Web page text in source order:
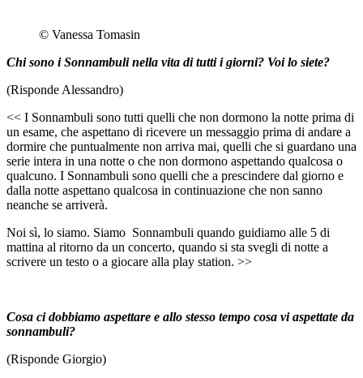
© Vanessa Tomasin
Chi sono i Sonnambuli nella vita di tutti i giorni? Voi lo siete?
(Risponde Alessandro)
<< I Sonnambuli sono tutti quelli che non dormono la notte prima di
un esame, che aspettano di ricevere un messaggio prima di andare a
dormire che puntualmente non arriva mai, quelli che si guardano una
serie intera in una notte o che non dormono aspettando qualcosa o
qualcuno. I Sonnambuli sono quelli che a prescindere dal giorno e
dalla notte aspettano qualcosa in continuazione che non sanno
neanche se arriverà.
Noi sì, lo siamo. Siamo Sonnambuli quando guidiamo alle 5 di
mattina al ritorno da un concerto, quando si sta svegli di notte a
scrivere un testo o a giocare alla play station. >>
Cosa ci dobbiamo aspettare e allo stesso tempo cosa vi aspettate da
sonnambuli?
(Risponde Giorgio)